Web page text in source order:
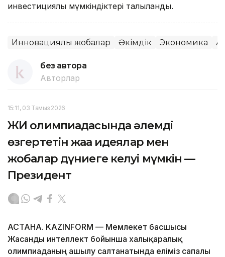
инвестициялық мүмкіндіктері талқыланды.
Инновациялық жобалар Әкімдік Экономика
без автора
Авторлар
15:11, 03 Тамыз 2026
ЖИ олимпиадасында әлемді
өзгертетін жаңа идеялар мен
жобалар дүниеге келуі мүмкін —
Президент
АСТАНА. KAZINFORM — Мемлекет басшысы
Жасанды интеллект бойынша халықаралық
олимпиаданың ашылу салтанатында еліміз сапалы